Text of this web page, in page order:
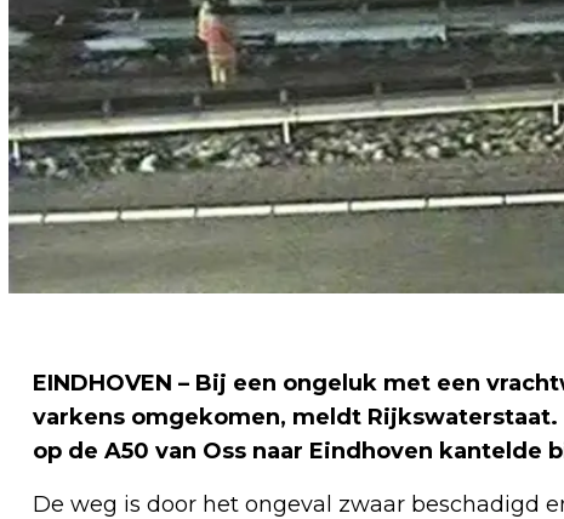
EINDHOVEN – Bij een ongeluk met een
varkens omgekomen, meldt
op de A50 van Oss naar Eindhoven
De weg is door het ongeval zwaar beschadigd